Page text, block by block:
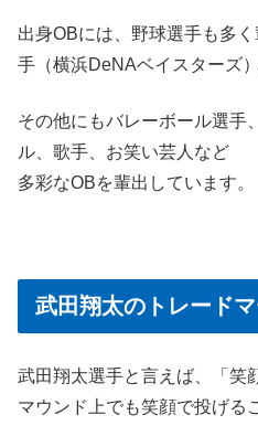
出身OBには、野球選手も多
手（横浜DeNAベイスターズ
その他にもバレーボール選手
ル、歌手、お笑い芸人など
多彩なOBを輩出しています。
武田翔太のトレード
武田翔太選手と言えば、「笑
マウンド上でも笑顔で投げる